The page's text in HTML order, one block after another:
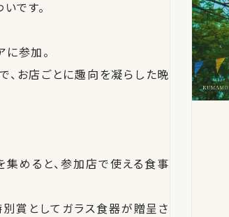
です。
参加。
、お店ごとに趣向を凝らした晩
めると、参加店で使える食事
賞としてガラス食器が贈呈さ